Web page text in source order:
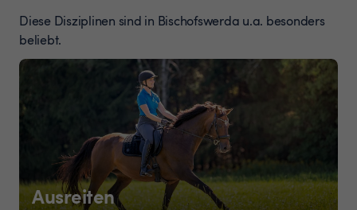
Diese Disziplinen sind in Bischofswerda u.a. besonders
beliebt.
Ausreiten